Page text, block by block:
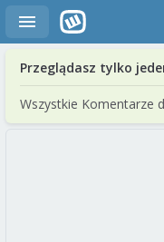
Przeglądasz tylko
Wszystkie Komentarze